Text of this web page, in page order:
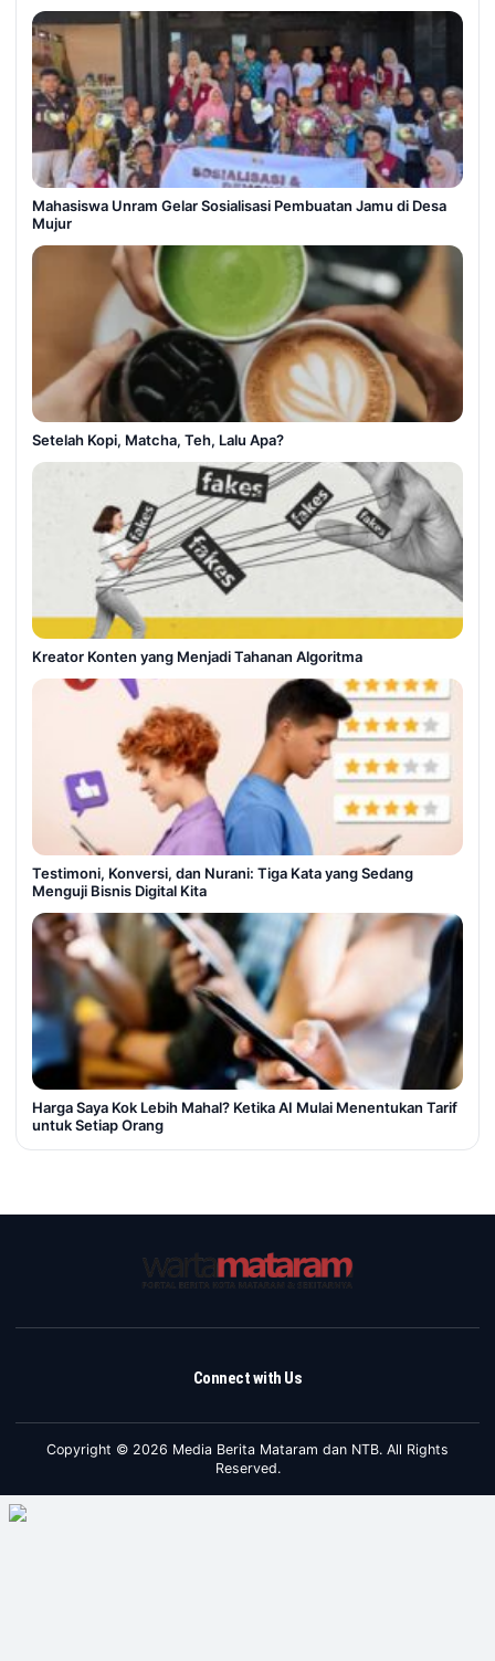
Mahasiswa Unram Gelar Sosialisasi Pembuatan Jamu di Desa
Mujur
Setelah Kopi, Matcha, Teh, Lalu Apa?
Kreator Konten yang Menjadi Tahanan Algoritma
Testimoni, Konversi, dan Nurani: Tiga Kata yang Sedang
Menguji Bisnis Digital Kita
Harga Saya Kok Lebih Mahal? Ketika AI Mulai Menentukan Tarif
untuk Setiap Orang
Connect with Us
Copyright © 2026 Media Berita Mataram dan NTB. All Rights
Reserved.